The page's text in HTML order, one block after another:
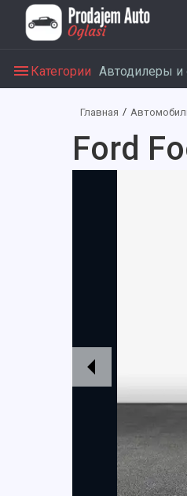
Категории Автодилеры и
Главная
Ford